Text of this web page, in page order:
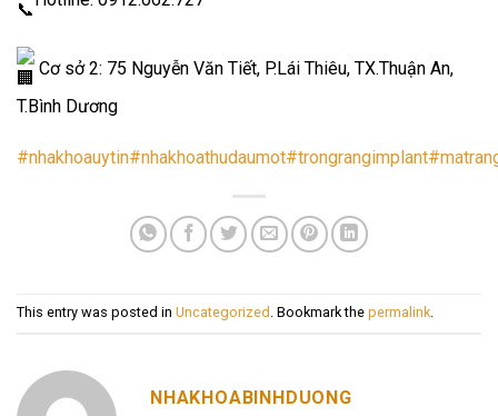
Cơ sở 2: 75 Nguyễn Văn Tiết, P.Lái Thiêu, TX.Thuận An,
T.Bình Dương
#nhakhoauytin#nhakhoathudaumot#trongrangimplant
This entry was posted in Uncategorized . Bookmark the permalink.
NHAKHOABINHDUONG